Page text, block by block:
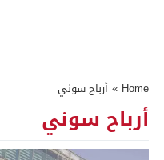
Home
» أرباح سوني
أرباح سوني